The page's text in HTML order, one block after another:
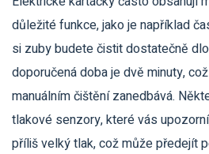
důležité funkce, jako je například
si zuby budete čistit dostatečně
doporučená doba je dvě minuty,
manuálním čištění zanedbává.
tlakové senzory, které vás
příliš velký tlak, což může předejít